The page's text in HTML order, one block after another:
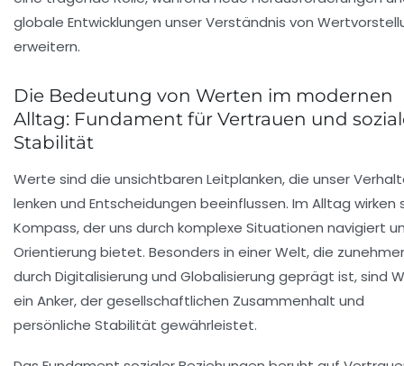
globale Entwicklungen unser Verständnis von
erweitern.
Die Bedeutung von Werten im modernen
Alltag: Fundament für Vertrauen und
Stabilität
Werte sind die unsichtbaren Leitplanken, die unser
lenken und Entscheidungen beeinflussen. Im Alltag wirken
Kompass, der uns durch komplexe Situationen navigiert
Orientierung bietet. Besonders in einer Welt, die
durch Digitalisierung und Globalisierung geprägt ist, sind
ein Anker, der gesellschaftlichen Zusammenhalt und
persönliche Stabilität gewährleistet.